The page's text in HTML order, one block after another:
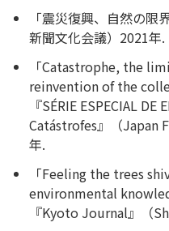
「震災復興、自然の
新聞文化会議）2021年.
「Catastrophe, the
reinvention of the
『SÉRIE ESPECIAL
Catástrofes』（Japan
年.
「Feeling the trees
environmental
『Kyoto Journal』（